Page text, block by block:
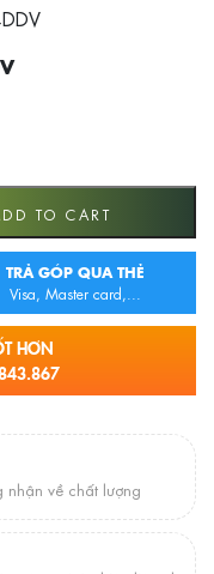
quantity
TO CART
TRẢ GÓP QUA THẺ
Visa, Master card,...
HƠN
nhận về chất lượng